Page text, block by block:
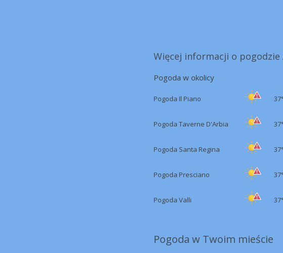
Więcej informacji o pogodzie
Pogoda w okolicy
Pogoda Il Piano 37°
Pogoda Taverne D'Arbia 37°
Pogoda Santa Regina 37°
Pogoda Presciano 37°
Pogoda Valli 37°
Pogoda w Twoim mieście